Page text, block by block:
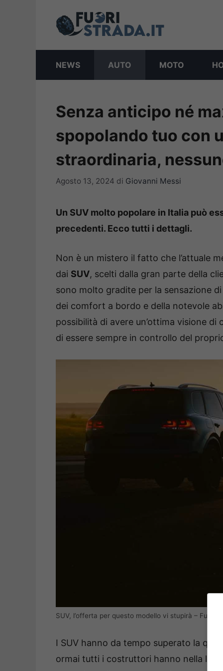
NEWS AUTO MOTO
Senza anticipo né
spopolando tuo con
straordinaria,
Agosto 13, 2024 di Giovanni Messi
Un SUV molto popolare in Italia può
precedenti. Ecco tutti i dettagli.
Non è un mistero il fatto che l’attuale
dai SUV, scelti dalla gran parte della
sono molto gradite per la sensazione
dei comfort a bordo e della notevole
possibilità di avere un’ottima visione di
di essere sempre in controllo del
SUV, l’offerta per questo modello vi stupirà –
I SUV hanno da tempo superato la
ormai tutti i costruttori hanno nella